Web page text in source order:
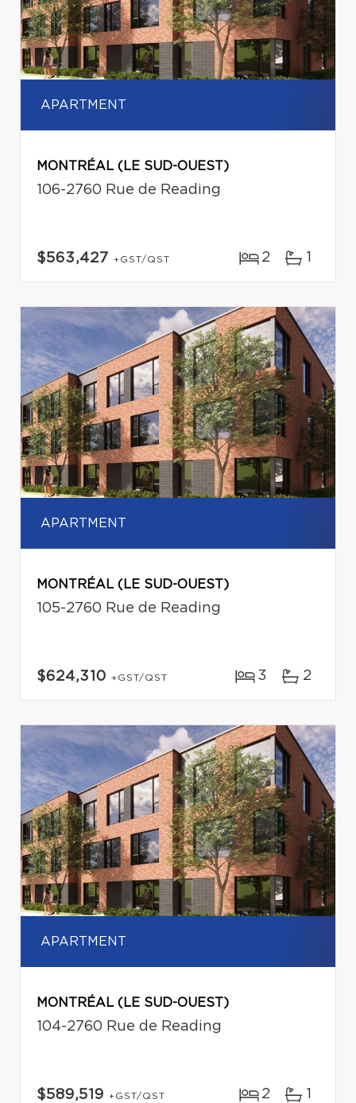
APARTMENT
MONTRÉAL (LE SUD-OUEST)
106-2760 Rue de Reading
$563,427 +GST/QST 2 1
APARTMENT
MONTRÉAL (LE SUD-OUEST)
105-2760 Rue de Reading
$624,310 +GST/QST 3 2
APARTMENT
MONTRÉAL (LE SUD-OUEST)
104-2760 Rue de Reading
$589,519 +GST/QST 2 1